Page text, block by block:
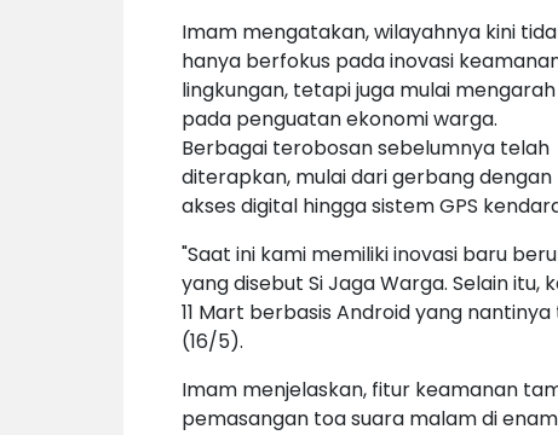
Imam mengatakan, wilayahnya kini
hanya berfokus pada inovasi
lingkungan, tetapi juga mulai mengarah
pada penguatan ekonomi warga.
Berbagai terobosan sebelumnya telah
diterapkan, mulai dari gerbang dengan
akses digital hingga sistem GPS
"Saat ini kami memiliki inovasi baru
yang disebut Si Jaga Warga. Selain
11 Mart berbasis Android yang
(16/5).
Imam menjelaskan, fitur keamanan
pemasangan toa suara malam di